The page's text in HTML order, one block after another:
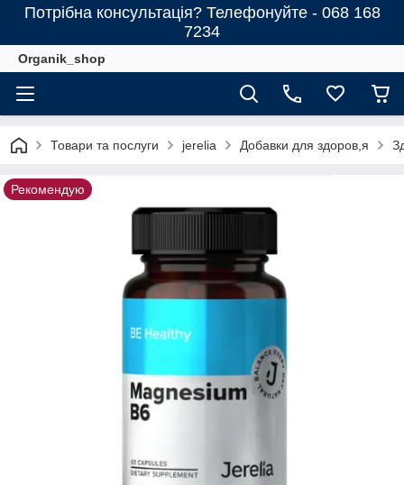
Потрібна консультація? Телефонуйте - 068 168
7234
Organik_shop
Товари та послуги jerelia Добавки для здоров,я
Рекомендую